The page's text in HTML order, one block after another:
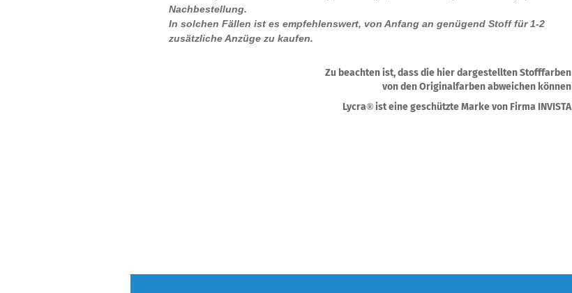
Nachbestellung.
In solchen Fällen ist es empfehlenswert, von Anfang an genügend Stoff für 1-2
zusätzliche Anzüge zu kaufen.
Zu beachten ist, dass die hier dargestellten Stofffarben
von den Originalfarben abweichen können
Lycra®ist eine geschützte Marke von Firma INVISTA